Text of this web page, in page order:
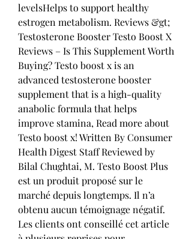
levelsHelps to support healthy
estrogen metabolism. Reviews &gt;
Testosterone Booster Testo Boost X
Reviews – Is This Supplement Worth
Buying? Testo boost x is an
advanced testosterone booster
supplement that is a high-quality
anabolic formula that helps
improve stamina, Read more about
Testo boost x! Written By Consumer
Health Digest Staff Reviewed by
Bilal Chughtai, M. Testo Boost Plus
est un produit proposé sur le
marché depuis longtemps. Il n’a
obtenu aucun témoignage négatif.
Les clients ont conseillé cet article